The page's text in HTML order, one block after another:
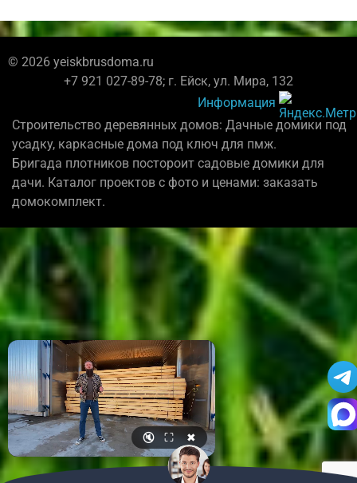
© 2026 yeiskbrusdoma.ru
+7 921 027-89-78; г. Ейск, ул. Мира, 132
Информация
Строительство деревянных домов: Дачные домики под
усадку, каркасные дома под ключ для пмж.
Бригада плотников постороит садовые домики для
дачи. Каталог проектов с фото и ценами: заказать
домокомплект.
🔇 ⛶ ✖